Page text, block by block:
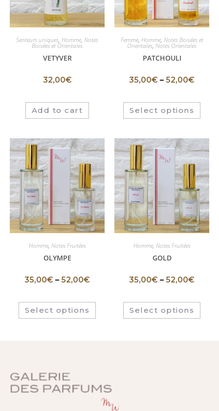
Senteurs uniques, Homme, Notes
Boisées et Orientales
VETYVER
32,00€
Add to cart
Femme, Homme, Notes Boisées et
Orientales, Notes Orientales
PATCHOULI
35,00€ – 52,00€
Select options
Homme, Notes Fruitées
OLYMPE
35,00€ – 52,00€
Select options
Homme, Notes Fruitées
GOLD
35,00€ – 52,00€
Select options